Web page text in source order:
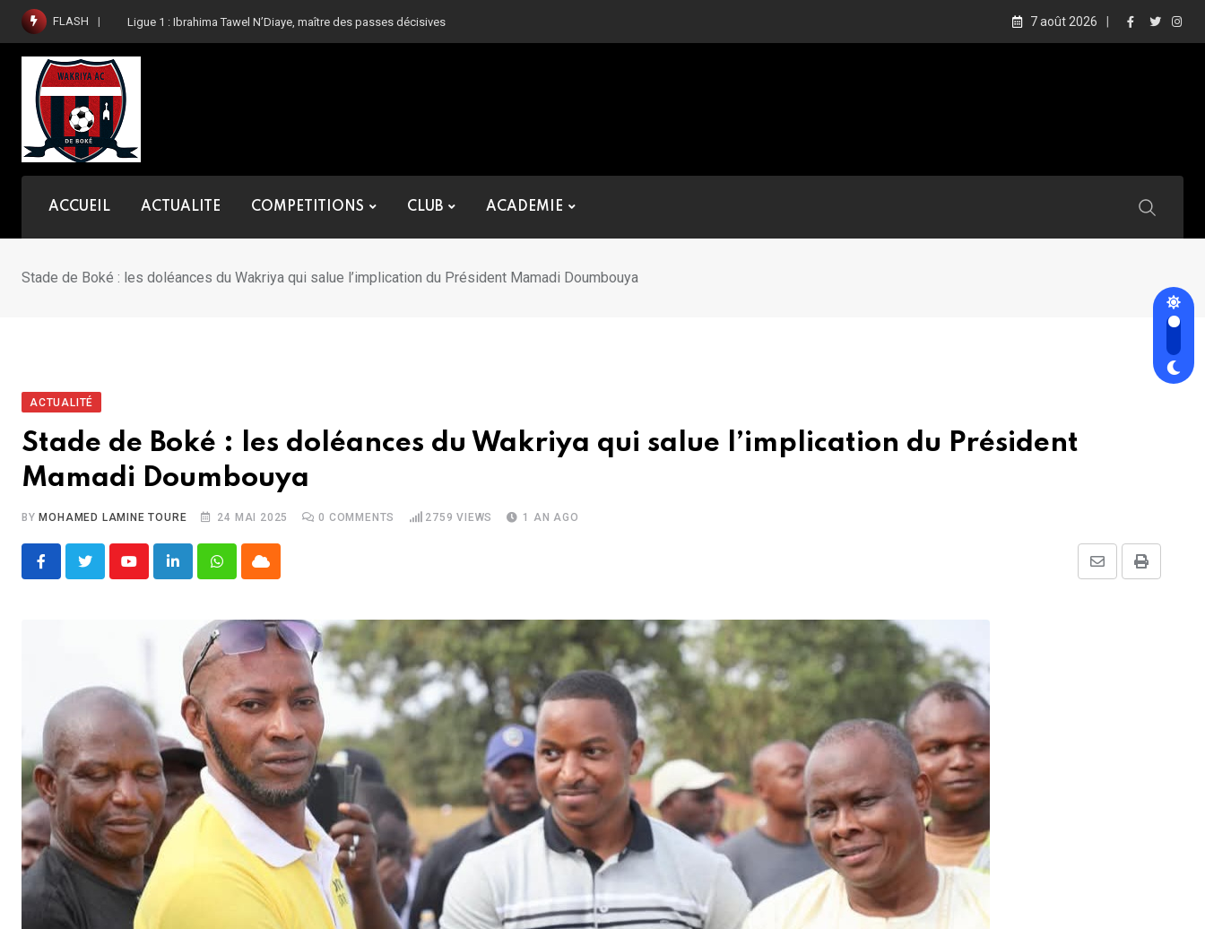
Skip
content
FLASH Ligue 1 : Ibrahima Tawel N’Diaye, maître des passes décisives 7 août 2026
ACCUEIL ACTUALITE COMPETITIONS CLUB ACADEMIE
Stade de Boké : les doléances du Wakriya qui salue l’implication du Président Mamadi Doumbouya
ACTUALITÉ
Stade de Boké : les doléances du Wakriya qui salue l’implication du Président
Mamadi Doumbouya
BY MOHAMED LAMINE TOURE 24 MAI 2025 0 COMMENTS 2759 VIEWS 1 AN AGO
YoutubeLinkedInWhatsappCloud Print
Share